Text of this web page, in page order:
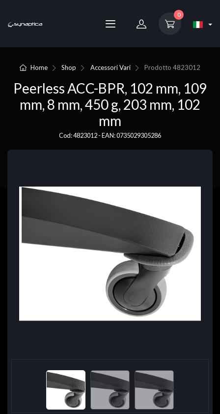
0
Home Shop Accessori Vari Prodotto4823012
Peerless ACC-BPR, 102 mm, 109
mm, 8 mm, 450 g, 203 mm, 102
mm
Cod: 4823012 - EAN: 0735029305286